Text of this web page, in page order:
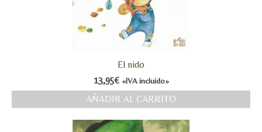
El nido
13,95€ «IVA incluido»
AÑADIR AL CARRITO